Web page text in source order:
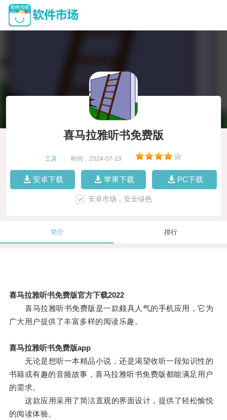
喜马拉雅听书免费版
工具 时间：2024-07-19
安卓下载 苹果下载 PC下载
安卓市场，安全绿色
简介 排行
喜马拉雅听书免费版官方下载2022
喜马拉雅听书免费版是一款颇具人气的手机应用，它为
广大用户提供了丰富多样的阅读乐趣。
喜马拉雅听书免费版app
无论是想听一本精品小说，还是渴望收听一段知识性的
书籍或有趣的音频故事，喜马拉雅听书免费版都能满足用户
的需求。
这款应用采用了简洁直观的界面设计，提供了轻松愉悦
的阅读体验。